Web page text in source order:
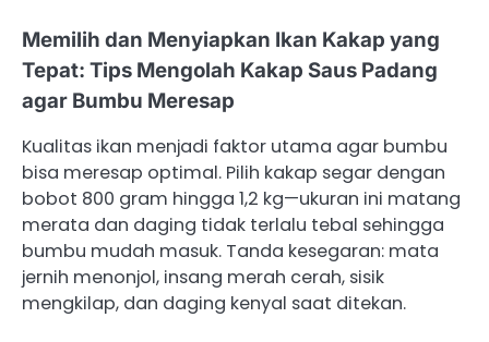
Memilih dan Menyiapkan Ikan Kakap yang
Tepat: Tips Mengolah Kakap Saus Padang
agar Bumbu Meresap
Kualitas ikan menjadi faktor utama agar bumbu
bisa meresap optimal. Pilih kakap segar dengan
bobot 800 gram hingga 1,2 kg—ukuran ini matang
merata dan daging tidak terlalu tebal sehingga
bumbu mudah masuk. Tanda kesegaran: mata
jernih menonjol, insang merah cerah, sisik
mengkilap, dan daging kenyal saat ditekan.